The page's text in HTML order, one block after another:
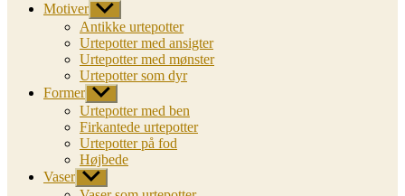
Motiver Vis
undermenu
Antikke urtepotter
Urtepotter med ansigter
Urtepotter med mønster
Urtepotter som dyr
Former Vis
undermenu
Urtepotter med ben
Firkantede urtepotter
Urtepotter på fod
Højbede
Vaser Vis
undermenu